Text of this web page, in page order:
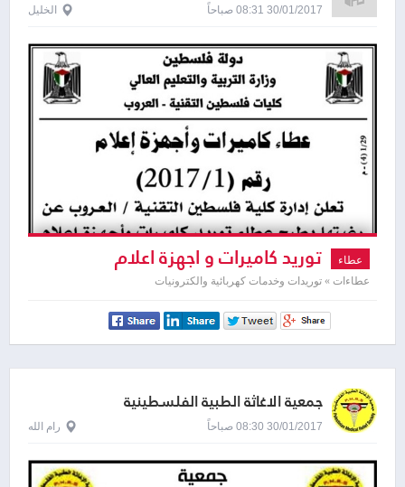
30/01/2017 08:31 صباحاً الخليل
عطاء توريد كاميرات و اجهزة اعلام
عطاءات » توريدات وخدمات كهربائية والكترونيات
جمعية الاغاثة الطبية الفلسطينية
30/01/2017 08:30 صباحاً رام الله